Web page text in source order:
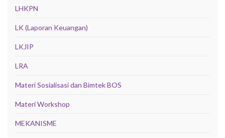
LHKPN
LK (Laporan Keuangan)
LKJIP
LRA
Materi Sosialisasi dan Bimtek BOS
Materi Workshop
MEKANISME